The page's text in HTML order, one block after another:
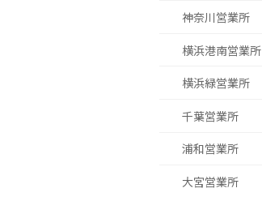
神奈川営業所
横浜港南営業所
横浜緑営業所
千葉営業所
浦和営業所
大宮営業所